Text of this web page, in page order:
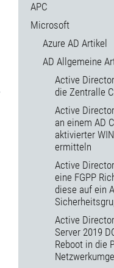
APC
Microsoft
Azure AD Artikel
AD Allgemeine
Active
die Zentralle
Active
an einem AD
aktivierter
ermitteln
Active
eine FGPP
diese auf ein
Active
Server 2019
Reboot in die